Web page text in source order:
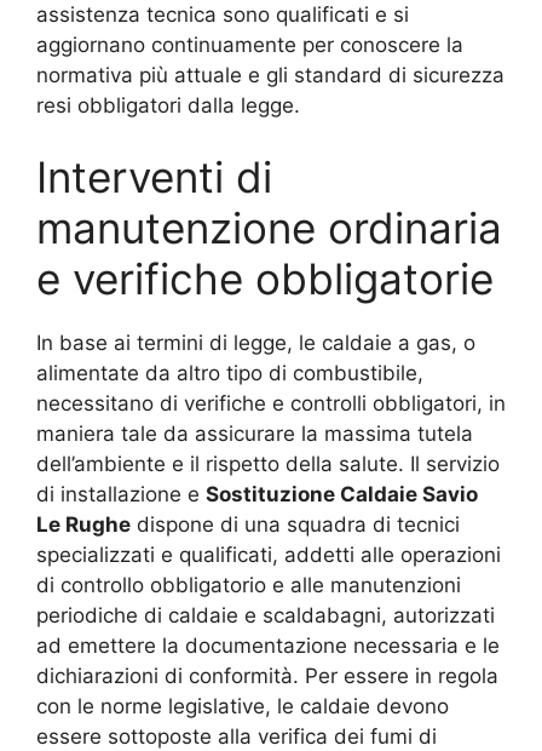
assistenza tecnica sono qualificati e si
aggiornano continuamente per conoscere la
normativa più attuale e gli standard di sicurezza
resi obbligatori dalla legge.
Interventi di
manutenzione ordinaria
e verifiche obbligatorie
In base ai termini di legge, le caldaie a gas, o
alimentate da altro tipo di combustibile,
necessitano di verifiche e controlli obbligatori, in
maniera tale da assicurare la massima tutela
dell’ambiente e il rispetto della salute. Il servizio
di installazione e Sostituzione Caldaie Savio
Le Rughe dispone di una squadra di tecnici
specializzati e qualificati, addetti alle operazioni
di controllo obbligatorio e alle manutenzioni
periodiche di caldaie e scaldabagni, autorizzati
ad emettere la documentazione necessaria e le
dichiarazioni di conformità. Per essere in regola
con le norme legislative, le caldaie devono
essere sottoposte alla verifica dei fumi di